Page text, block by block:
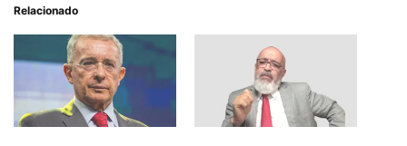
Relacionado